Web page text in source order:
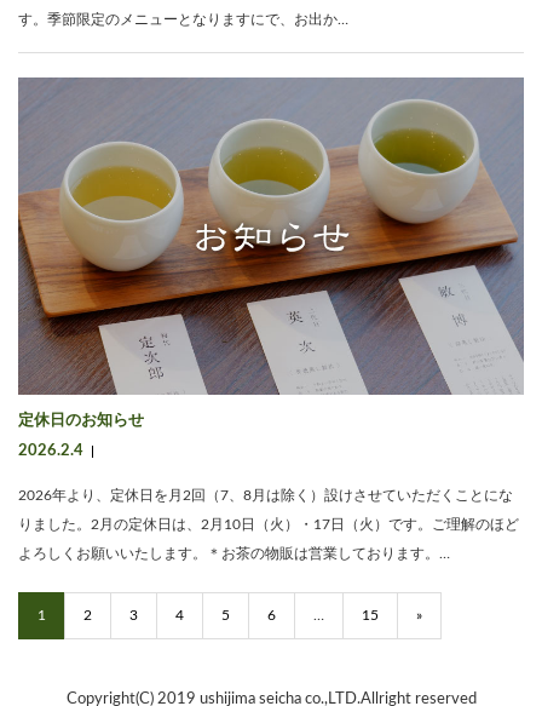
す。季節限定のメニューとなりますにで、お出か…
定休日のお知らせ
2026.2.4
2026年より、定休日を月2回（7、8月は除く）設けさせていただくことにな
りました。2月の定休日は、2月10日（火）・17日（火）です。ご理解のほど
よろしくお願いいたします。＊お茶の物販は営業しております。…
1 2 3 4 5 6 15 »
Copyright(C) 2019 ushijima seicha co.,LTD.Allright reserved